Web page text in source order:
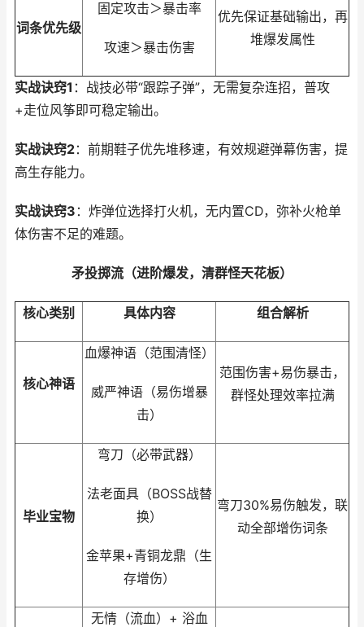
词条优先级
固定攻击＞暴击率
攻速＞暴击伤害
优先保证基础输出，再
堆爆发属性
实战诀窍1 ：战技必带“跟踪子弹”，无需复杂连招，普攻
+走位风筝即可稳定输出。
实战诀窍2：前期鞋子优先堆移速，有效规避弹幕伤害，提
高生存能力。
实战诀窍3 ：炸弹位选择打火机，无内置CD，弥补火枪单
体伤害不足的难题。
矛投掷流（进阶爆发，清群怪天花板）
核心类别 具体内容 组合解析
核心神语
血爆神语（范围清怪）
威严神语（易伤增暴
击）
范围伤害+易伤暴击，
群怪处理效率拉满
毕业宝物
弯刀（必带武器）
法老面具（BOSS战替
换）
金苹果+青铜龙鼎（生
存增伤）
弯刀30%易伤触发，联
动全部增伤词条
无情（流血）+ 浴血